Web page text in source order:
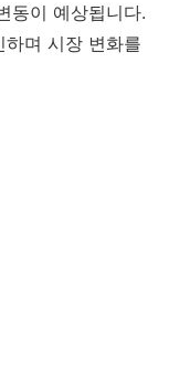
동이 예상됩니다.
며 시장 변화를